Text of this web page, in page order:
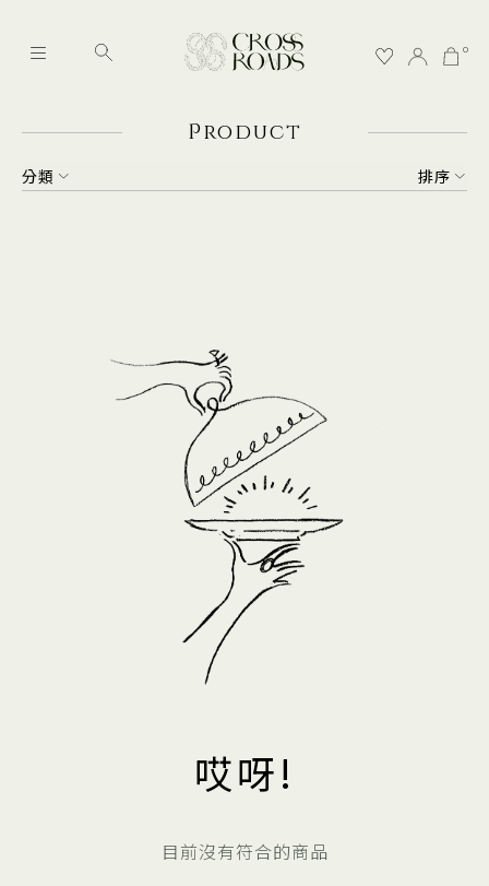
0
Product
排序
分類
哎呀!
目前沒有符合的商品